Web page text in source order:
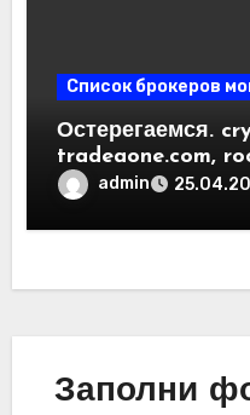
Список брокеров
Остерегаемся.
tradeaone.com,
обзор новых
трейдинга.
admin
Заполни